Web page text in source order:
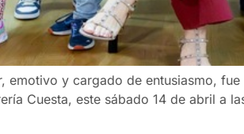
emotivo y cargado de entusiasmo,
Cuesta, este sábado 14 de abril a